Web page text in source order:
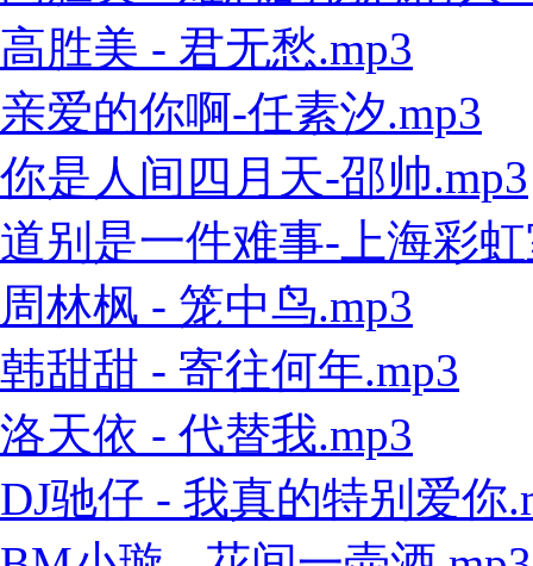
高胜美 - 君无愁.mp3
亲爱的你啊-任素汐.mp3
你是人间四月天-邵帅.mp3
道别是一件难事-上海彩
周林枫 - 笼中鸟.mp3
韩甜甜 - 寄往何年.mp3
洛天依 - 代替我.mp3
DJ驰仔 - 我真的特别爱你